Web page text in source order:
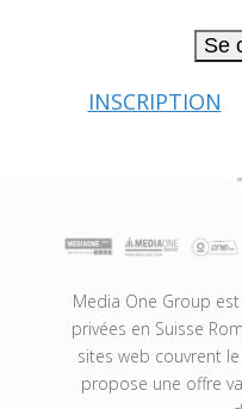
Se
INSCRIPTION
Media One Group
privées en Suisse
sites web couvrent
propose une offre